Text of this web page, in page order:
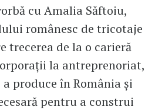
cu Amalia Săftoiu,
românesc de tricotaje
trecerea de la o carieră
la antreprenoriat,
a produce în România și
pentru a construi